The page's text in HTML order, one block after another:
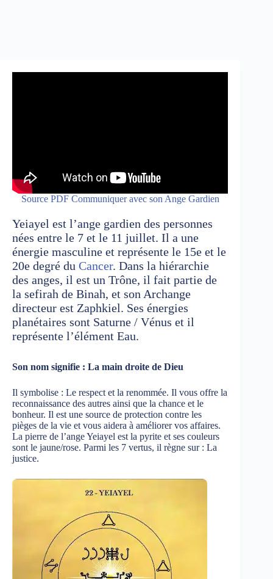
Source PDF Communiquer avec son Ange Gardien
Yeiayel est l’ange gardien des personnes
nées entre le 7 et le 11 juillet. Il a une
énergie masculine et représente le 15e et le
20e degré du Cancer. Dans la hiérarchie
des anges, il est un Trône, il fait partie de
la sefirah de Binah, et son Archange
directeur est Zaphkiel. Ses énergies
planétaires sont Saturne / Vénus et il
représente l’élément Eau.
Son nom signifie : La main droite de Dieu
Il symbolise : Le respect et la renommée. Il vous offre la
reconnaissance des autres ainsi que la chance et le
bonheur. Il est une source de protection contre les
pièges de la vie et vous aidera à améliorer vos affaires.
La pierre de l’ange Yeiayel est la pyrite et ses couleurs
sont le jaune/rose. Parmi les 7 vertus, il règne sur : La
justice.